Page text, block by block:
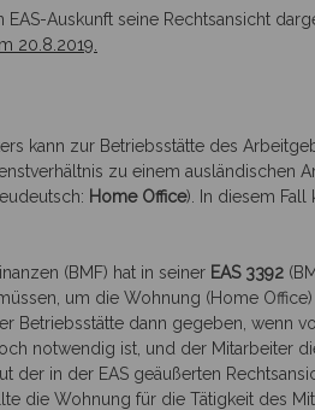
EAS-Auskunft seine Rechtsansicht
20.8.2019.
kann zur Betriebsstätte des
zu einem ausländischen
Home Office). In diesem
(BMF) hat in seiner EAS 3392 (
um die Wohnung (Home
Betriebsstätte dann gegeben,
notwendig ist, und der Mitarbeiter
der in der EAS geäußerten
die Wohnung für die Tätigkeit des